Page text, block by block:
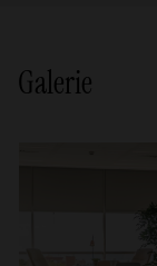
Galerie